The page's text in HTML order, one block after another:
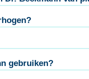
gebruiken?